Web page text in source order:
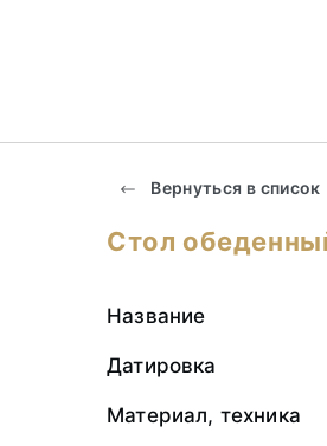
Вернуться в список
Стол
Название
Датировка
Материал, техника